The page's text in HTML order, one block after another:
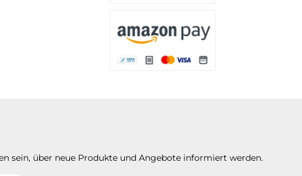
sein, über neue Produkte und Angebote informiert werden.